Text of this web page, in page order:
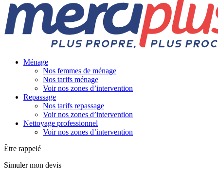
Ménage
Nos femmes de ménage
Nos tarifs ménage
Voir nos zones d’intervention
Repassage
Nos tarifs repassage
Voir nos zones d’intervention
Nettoyage professionnel
Voir nos zones d’intervention
Être rappelé
Simuler mon devis